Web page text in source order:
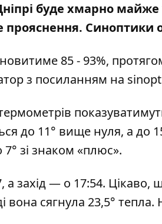
буде хмарно
Синоптики
85 - 93%,
з посиланням на
до 11° вище нуля, а до
зі знаком «плюс».
а захід — о 17:54.
вона сягнула 23,5°